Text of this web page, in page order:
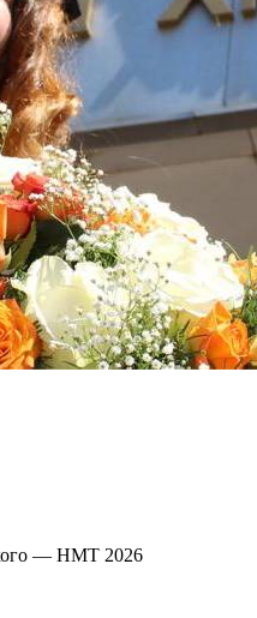
— НМТ 2026